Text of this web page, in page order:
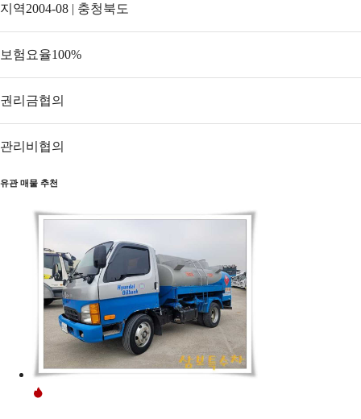
지역2004-08 | 충청북도
보험요율100%
권리금협의
관리비 협의
유관 매물 추천